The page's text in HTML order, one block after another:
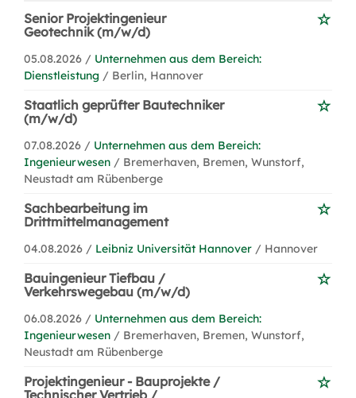
Senior Projektingenieur
Geotechnik (m/w/d)
05.08.2026 / Unternehmen aus dem Bereich:
Dienstleistung / Berlin, Hannover
Staatlich geprüfter Bautechniker
(m/w/d)
07.08.2026 / Unternehmen aus dem Bereich:
Ingenieurwesen / Bremerhaven, Bremen, Wunstorf,
Neustadt am Rübenberge
Sachbearbeitung im
Drittmittelmanagement
04.08.2026 / Leibniz Universität Hannover / Hannover
Bauingenieur Tiefbau /
Verkehrswegebau (m/w/d)
06.08.2026 / Unternehmen aus dem Bereich:
Ingenieurwesen / Bremerhaven, Bremen, Wunstorf,
Neustadt am Rübenberge
Projektingenieur - Bauprojekte /
Technischer Vertrieb /